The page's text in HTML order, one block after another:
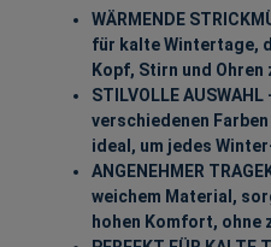
WÄRMENDE
für kalte Wintertage,
Kopf, Stirn und
STILVOLLE
verschiedenen
ideal, um jedes
ANGENEHMER
weichem Material,
hohen Komfort, ohne